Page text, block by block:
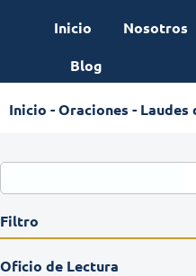
Inicio Nosotros
Blog
Inicio -Oraciones - Laudes
Filtro
Oficio de Lectura